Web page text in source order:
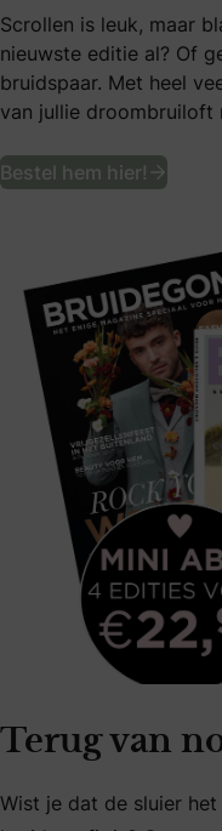
Scrollen is leuk, maar
nieuwste editie al? Of
bruidspaar. Met heel
van jullie droombruiloft
Bestel hem hier!
Terug van
Wist je dat de sluier